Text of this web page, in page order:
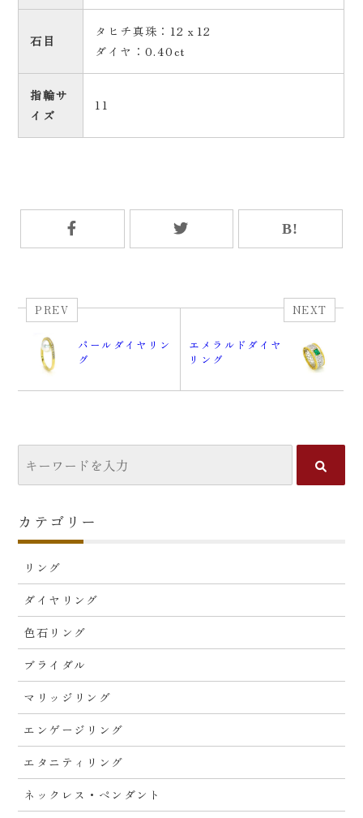
石目
タヒチ真珠：12ｘ12
ダイヤ：0.40ct
指輪サ
イズ
11
PREV
パールダイヤリン
グ
NEXT
エメラルドダイヤ
リング
カテゴリー
リング
ダイヤリング
色石リング
ブライダル
マリッジリング
エンゲージリング
エタニティリング
ネックレス・ペンダント